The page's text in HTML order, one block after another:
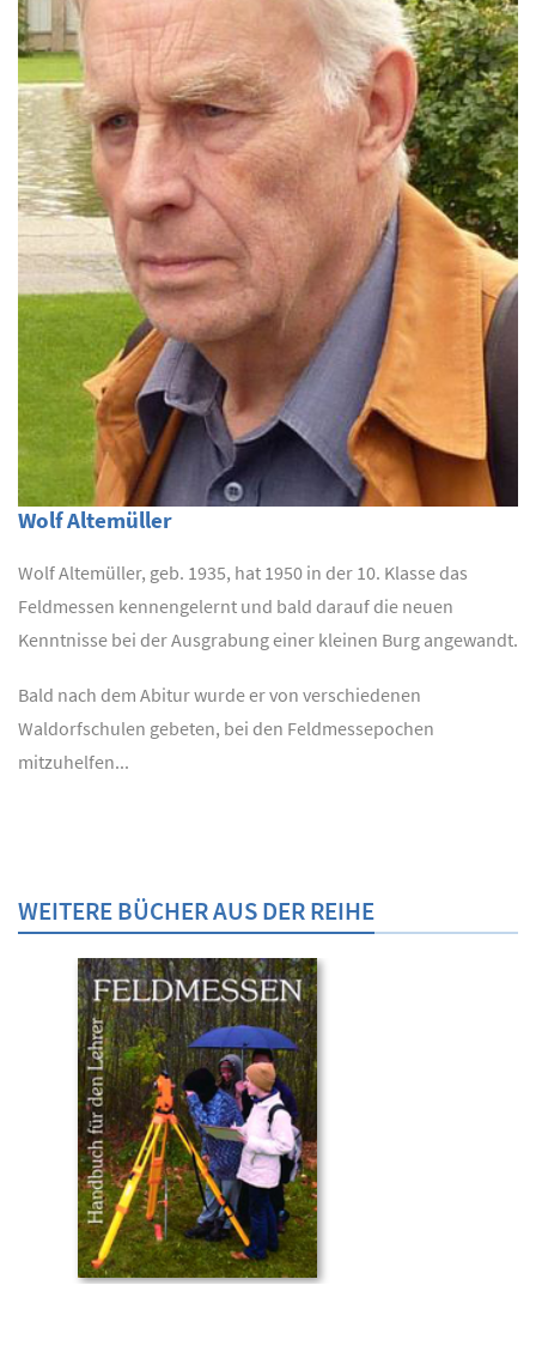
Wolf Altemüller
Wolf Altemüller, geb. 1935, hat 1950 in der 10. Klasse das
Feldmessen kennengelernt und bald darauf die neuen
Kenntnisse bei der Ausgrabung einer kleinen Burg angewandt.
Bald nach dem Abitur wurde er von verschiedenen
Waldorfschulen gebeten, bei den Feldmessepochen
mitzuhelfen...
WEITERE BÜCHER AUS DER REIHE